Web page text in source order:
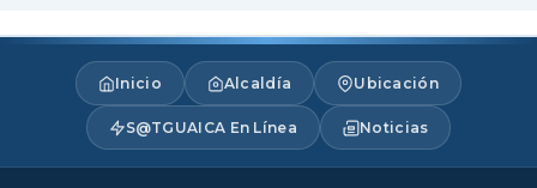
Inicio Alcaldía Ubicación
S@TGUAICA En Línea Noticias